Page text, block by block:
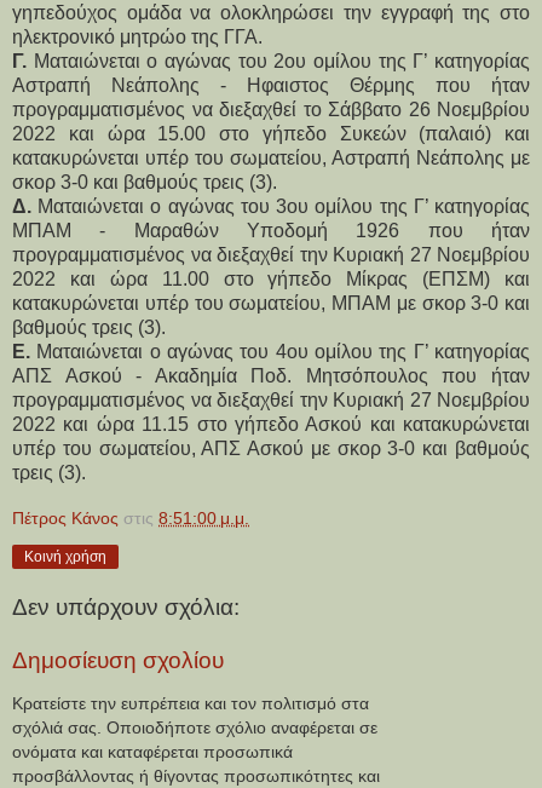
γηπεδούχος ομάδα να ολοκληρώσει την εγγραφή της στο
ηλεκτρονικό μητρώο της ΓΓΑ.
Γ. Ματαιώνεται ο αγώνας του 2ου ομίλου της Γ’ κατηγορίας
Αστραπή Νεάπολης - Ηφαιστος Θέρμης που ήταν
προγραμματισμένος να διεξαχθεί το Σάββατο 26 Νοεμβρίου
2022 και ώρα 15.00 στο γήπεδο Συκεών (παλαιό) και
κατακυρώνεται υπέρ του σωματείου, Αστραπή Νεάπολης με
σκορ 3-0 και βαθμούς τρεις (3).
Δ. Ματαιώνεται ο αγώνας του 3ου ομίλου της Γ’ κατηγορίας
ΜΠΑΜ - Μαραθών Υποδομή 1926 που ήταν
προγραμματισμένος να διεξαχθεί την Κυριακή 27 Νοεμβρίου
2022 και ώρα 11.00 στο γήπεδο Μίκρας (ΕΠΣΜ) και
κατακυρώνεται υπέρ του σωματείου, ΜΠΑΜ με σκορ 3-0 και
βαθμούς τρεις (3).
Ε. Ματαιώνεται ο αγώνας του 4ου ομίλου της Γ’ κατηγορίας
ΑΠΣ Ασκού - Ακαδημία Ποδ. Μητσόπουλος που ήταν
προγραμματισμένος να διεξαχθεί την Κυριακή 27 Νοεμβρίου
2022 και ώρα 11.15 στο γήπεδο Ασκού και κατακυρώνεται
υπέρ του σωματείου, ΑΠΣ Ασκού με σκορ 3-0 και βαθμούς
τρεις (3).
Πέτρος Κάνος στις 8:51:00 μ.μ.
Κοινή χρήση
Δεν υπάρχουν σχόλια:
Δημοσίευση σχολίου
Κρατείστε την ευπρέπεια και τον πολιτισμό στα
σχόλιά σας. Οποιοδήποτε σχόλιο αναφέρεται σε
ονόματα και καταφέρεται προσωπικά
προσβάλλοντας ή θίγοντας προσωπικότητες και